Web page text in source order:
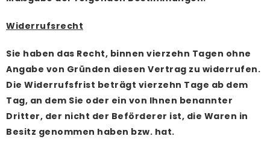
Widerrufsrecht
Sie haben das Recht, binnen vierzehn Tagen ohne
Angabe von Gründen diesen Vertrag zu widerrufen.
Die Widerrufsfrist beträgt vierzehn Tage ab dem
Tag, an dem Sie oder ein von Ihnen benannter
Dritter, der nicht der Beförderer ist, die Waren in
Besitz genommen haben bzw. hat.